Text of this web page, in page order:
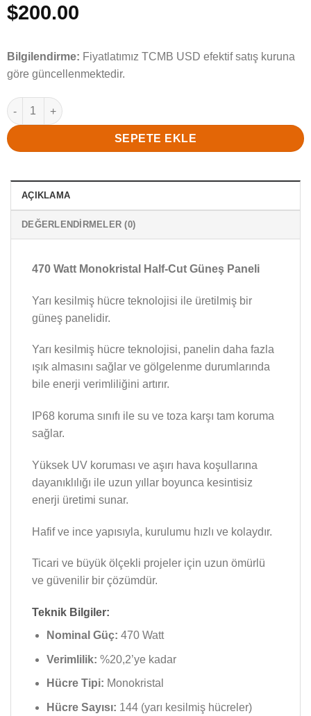
$200.00
Bilgilendirme: Fiyatlatımız TCMB USD efektif satış kuruna
göre güncellenmektedir.
470 Watt Monokristal Half-Cut Güneş Paneli adet
SEPETE EKLE
AÇIKLAMA
DEĞERLENDIRMELER (0)
470 Watt Monokristal Half-Cut Güneş Paneli
Yarı kesilmiş hücre teknolojisi ile üretilmiş bir
güneş panelidir.
Yarı kesilmiş hücre teknolojisi, panelin daha fazla
ışık almasını sağlar ve gölgelenme durumlarında
bile enerji verimliliğini artırır.
IP68 koruma sınıfı ile su ve toza karşı tam koruma
sağlar.
Yüksek UV koruması ve aşırı hava koşullarına
dayanıklılığı ile uzun yıllar boyunca kesintisiz
enerji üretimi sunar.
Hafif ve ince yapısıyla, kurulumu hızlı ve kolaydır.
Ticari ve büyük ölçekli projeler için uzun ömürlü
ve güvenilir bir çözümdür.
Teknik Bilgiler:
Nominal Güç: 470 Watt
Verimlilik: %20,2’ye kadar
Hücre Tipi: Monokristal
Hücre Sayısı: 144 (yarı kesilmiş hücreler)